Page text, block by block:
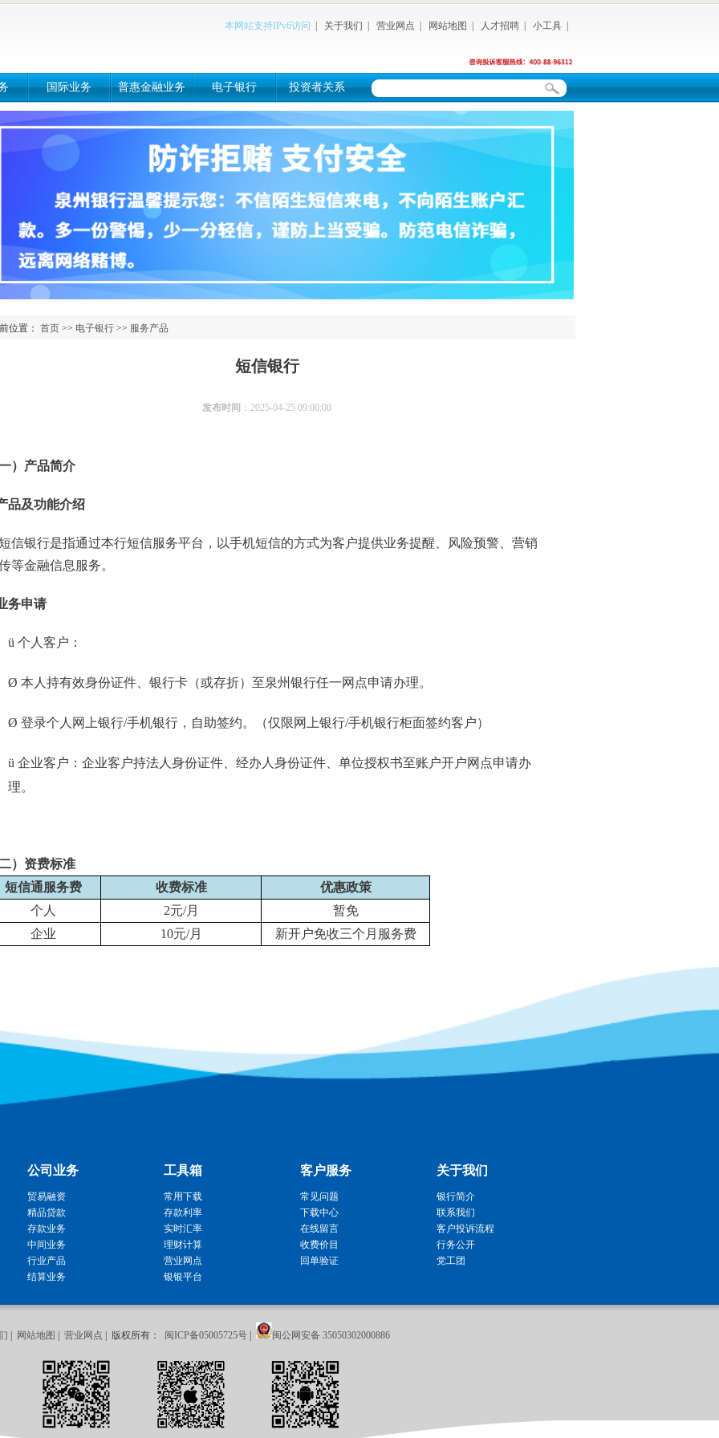
本网站支持IPv6访问 关于我们 营业网点 网站地图 人才招聘 小工具
国际业务 普惠金融业务 电子银行 投资者关系
位置： 首页 >> 电子银行 >> 服务产品
短信银行
发布时间 ：2025-04-25 09:00:00
）产品简介
品及功能介绍
银行是指通过本行短信服务平台，以手机短信的方式为客户提供业务提醒、风险预警、营销
等金融信息服务。
务申请
ü 个人客户：
Ø 本人持有效身份证件、银行卡（或存折）至泉州银行任一网点申请办理。
Ø 登录个人网上银行/手机银行，自助签约。（仅限网上银行/手机银行柜面签约客户）
ü 企业客户：企业客户持法人身份证件、经办人身份证件、单位授权书至账户开户网点申请办
理。
）资费标准
短信通服务费
收费标准
优惠政策
个人
2元/月
暂免
企业
10元/月 新开户免收三个月服务费
公司业务
贸易融资
精品贷款
存款业务
中间业务
行业产品
结算业务
工具箱
常用下载
存款利率
实时汇率
理财计算
营业网点
银银平台
客户服务
常见问题
下载中心
在线留言
收费价目
回单验证
关于我们
银行简介
联系我们
客户投诉流程
行务公开
党工团
网站地图 营业网点 | 版权所有： 闽ICP备05005725号 闽公网安备 35050302000886